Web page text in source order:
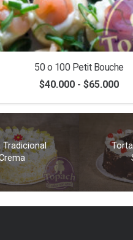
50 o 100 Petit Bouche
$40.000 - $65.000
de
Tradicional